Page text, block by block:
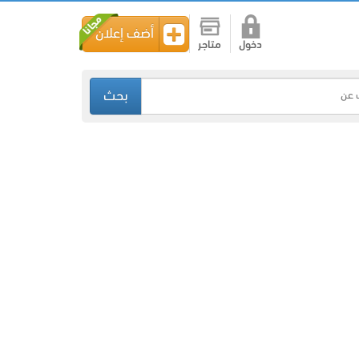
دخول متاجر
أضف إعلان
بحث